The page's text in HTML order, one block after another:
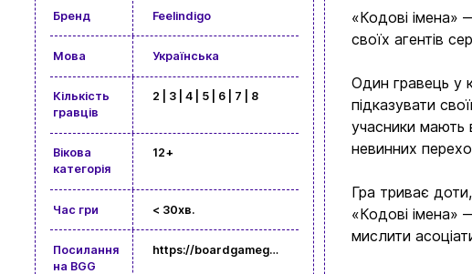
Бренд Feelindigo
Мова Українська
Кількість
гравців
2 | 3 | 4 | 5 | 6 | 7 | 8
Вікова
категорія
12+
Час гри < 30хв.
Посилання
на BGG
https://boardgamegeek.com/boardgame/178900/codenames
«Кодові імена»
своїх агентів
Один гравець у
підказувати
учасники мають
невинних
Гра триває
«Кодові імена»
мислити